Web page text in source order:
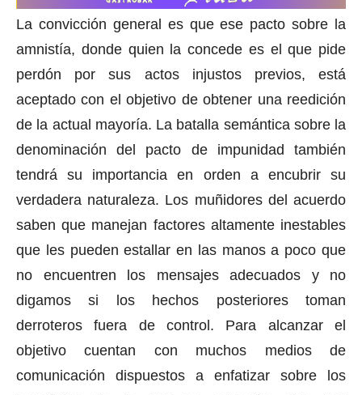
La convicción general es que ese pacto sobre la
amnistía, donde quien la concede es el que pide
perdón por sus actos injustos previos, está
aceptado con el objetivo de obtener una reedición
de la actual mayoría. La batalla semántica sobre la
denominación del pacto de impunidad también
tendrá su importancia en orden a encubrir su
verdadera naturaleza. Los muñidores del acuerdo
saben que manejan factores altamente inestables
que les pueden estallar en las manos a poco que
no encuentren los mensajes adecuados y no
digamos si los hechos posteriores toman
derroteros fuera de control. Para alcanzar el
objetivo cuentan con muchos medios de
comunicación dispuestos a enfatizar sobre los